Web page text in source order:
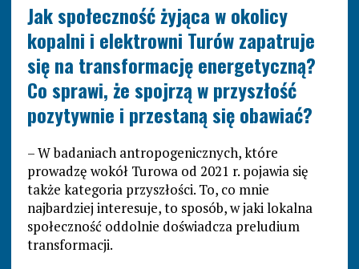
Jak społeczność żyjąca w okolicy
kopalni i elektrowni Turów zapatruje
się na transformację energetyczną?
Co sprawi, że spojrzą w przyszłość
pozytywnie i przestaną się obawiać?
– W badaniach antropogenicznych, które
prowadzę wokół Turowa od 2021 r. pojawia się
także kategoria przyszłości. To, co mnie
najbardziej interesuje, to sposób, w jaki lokalna
społeczność oddolnie doświadcza preludium
transformacji.